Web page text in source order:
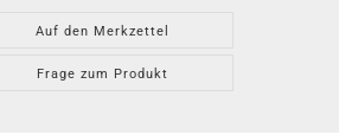
Auf den Merkzettel
Frage zum Produkt